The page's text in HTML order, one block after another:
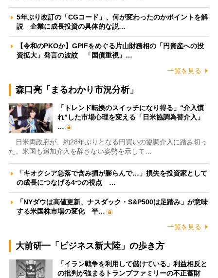
5年ぶり改訂の「CGコード」、何が変わったのかポイントを解
説 企業に成長投資の具体的な説…
【令和のPKOか】GPIFをめぐる片山財務相の「円資産への投
資拡大」発言の波紋 「国債重視」…
一覧を見る
森口亮「まるわかり市況分析」
「トレンド転換のスイッチになり得る」“介入慣
れ”した市場心理を変える「日米協調為替介入」
…
日米両政府が、約28年ぶりとなる円買いの協調介入に踏み切っ
た。米国も追加介入を辞さない姿勢を示して…
「キオクシア急落で含み損が膨らんで…」損失を投資家として
の成長につなげる4つの視点 …
「NYダウは高値更新、ナスダック・S&P500は足踏み」が意味
する米国株市場の変化 半…
一覧を見る
大前研一「ビジネス新大陸」の歩き方
「イラン戦争を利用して儲けている」利益相反と
の批判が強まるトランプファミリーの不正蓄財